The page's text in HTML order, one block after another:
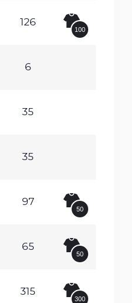
126
100
6
35
35
97
50
65
50
315
300